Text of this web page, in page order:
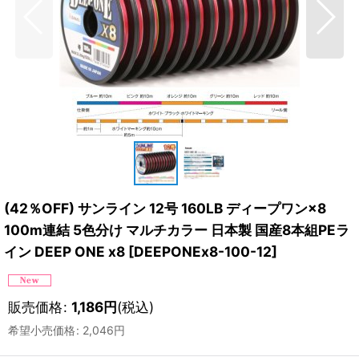
(42％OFF) サンライン 12号 160LB ディープワン×8
100m連結 5色分け マルチカラー 日本製 国産8本組PEラ
イン DEEP ONE x8 [DEEPONEx8-100-12]
販売価格: 1,186円(税込)
希望小売価格: 2,046円